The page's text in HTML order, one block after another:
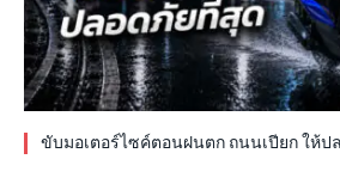
ขับมอเตอร์ไซค์ตอนฝนตก ถนนเปียก ให้ป